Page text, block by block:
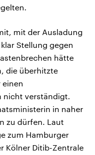
mit der Ausladung
Stellung gegen
hätte
die überhitzte
einen
nicht verständigt.
in naher
zu dürfen. Laut
zum Hamburger
Kölner Ditib-Zentrale